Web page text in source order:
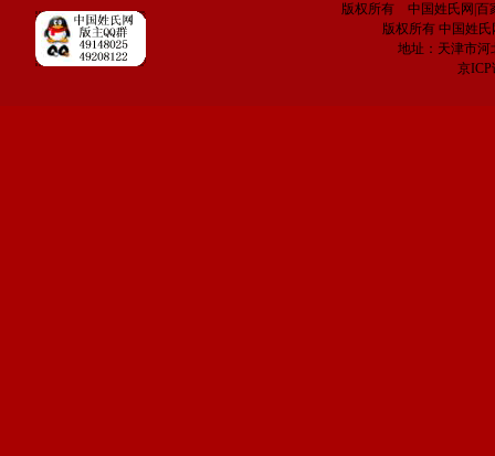
版权所有 中国姓氏网|百
版权所有 中国姓氏
地址：天津市河
京ICP